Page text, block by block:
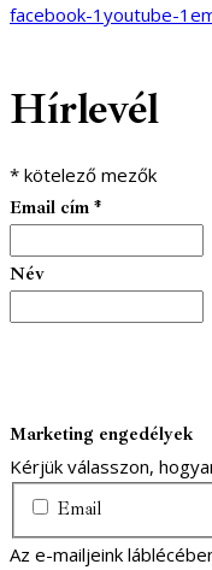
facebook-1 youtube-1
Hírlevél
* kötelező mezők
Email cím *
Név
Marketing engedélyek
Kérjük válasszon,
Email
Az e-mailjeink